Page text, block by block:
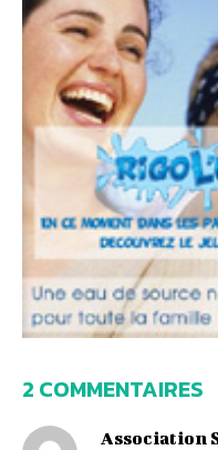
2 COMMENTAIRES
Association